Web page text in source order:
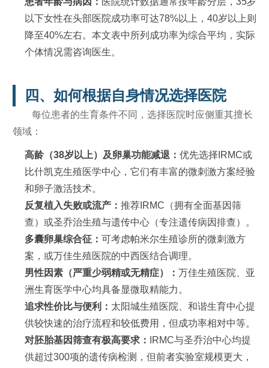
以下女性在头部医院成功率可达78%以上，40岁以上则
降至40%左右。本文表中所列成功率为综合平均，实际
个体情况需咨询医生。
四、如何根据自身情况选择医院
每位患者的生育条件不同，选择医院时应侧重其擅长
领域：
高龄（38岁以上）及卵巢功能减退： 优先选择IRMC或
比什凯克生殖医学中心，它们有丰富的微刺激方案经验
和卵子激活技术。
反复植入失败或流产： 推荐IRMC（拥有全面基因筛
查）或圣乔治生殖与遗传中心（专注遗传病因排查）。
多囊卵巢综合征： 可考虑帕米尔生殖诊所的微刺激方
案，或万佳生殖医院的中西医结合调理。
男性因素（严重少弱精或无精症）： 万佳生殖医院、亚
洲生育医学中心均具备显微取精能力。
追求性价比与便利： 太阳城生殖医院、和谐生育中心提
供较快速的治疗流程和较低费用，但成功率相对中等。
对胚胎基因筛查有极高要求：
IRMC与圣乔治中心均提
供超过300项的遗传病检测，但前者实验室规模更大，